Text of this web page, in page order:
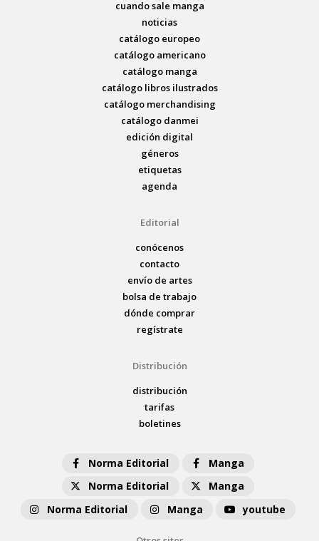
cuando sale manga
noticias
catálogo europeo
catálogo americano
catálogo manga
catálogo libros ilustrados
catálogo merchandising
catálogo danmei
edición digital
géneros
etiquetas
agenda
Editorial
conócenos
contacto
envío de artes
bolsa de trabajo
dónde comprar
regístrate
Distribución
distribución
tarifas
boletines
Norma Editorial
Manga
Norma Editorial
Manga
Norma Editorial
Manga youtube